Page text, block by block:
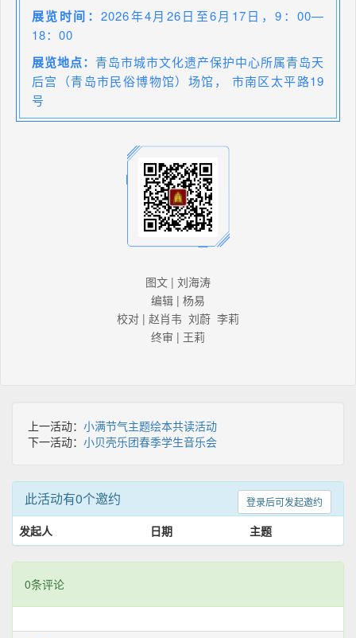
展览时间：2026年4月26日至6月17日，9：00—
18：00
展览地点： 青岛市城市文化遗产保护中心所属青岛天
后宫（青岛市民俗博物馆）场馆， 市南区太平路19
号
图文 | 刘海涛
编辑 | 杨易
校对 | 赵肖韦 刘蔚 李莉
终审 | 王莉
上一活动： 小满节气主题绘本共读活动
下一活动： 小贝壳乐团春季学生音乐会
登录后可发起邀约
此活动有0个邀约
发起人 日期 主题
0条评论